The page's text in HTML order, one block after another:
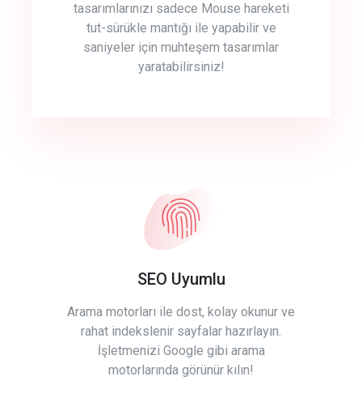
tasarımlarınızı sadece Mouse hareketi
tut-sürükle mantığı ile yapabilir ve
saniyeler için muhteşem tasarımlar
yaratabilirsiniz!
SEO Uyumlu
Arama motorları ile dost, kolay okunur ve
rahat indekslenir sayfalar hazırlayın.
İşletmenizi Google gibi arama
motorlarında görünür kılın!